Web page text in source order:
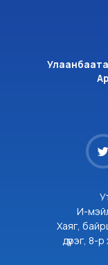
И-
Хаяг,
дүүрэг,